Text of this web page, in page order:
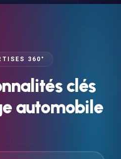
360°
clés
automobile